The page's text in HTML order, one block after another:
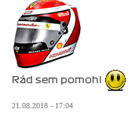
Rád sem pomohl
21.08.2018 - 17:04